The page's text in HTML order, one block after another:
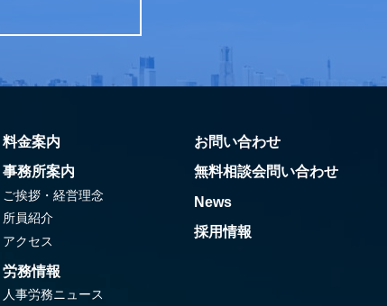
料金案内
事務所案内
ご挨拶・経営理念
所員紹介
アクセス
労務情報
人事労務ニュース
お問い合わせ
無料相談会問い合わせ
News
採用情報